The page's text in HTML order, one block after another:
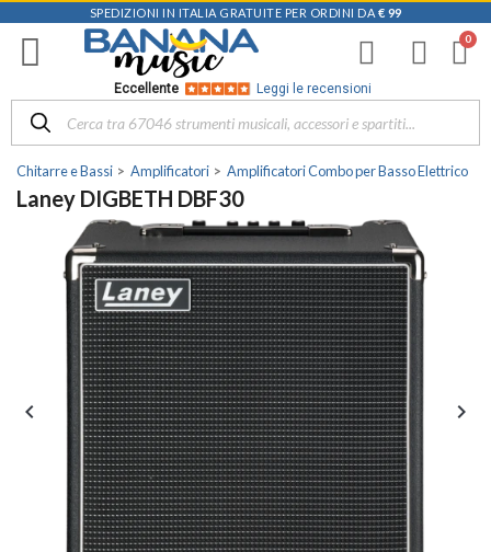
SPEDIZIONI IN ITALIA GRATUITE PER ORDINI DA € 99
Eccellente Leggi le recensioni
Chitarre e Bassi Amplificatori Amplificatori Combo per Basso Elettrico
Laney DIGBETH DBF30
 